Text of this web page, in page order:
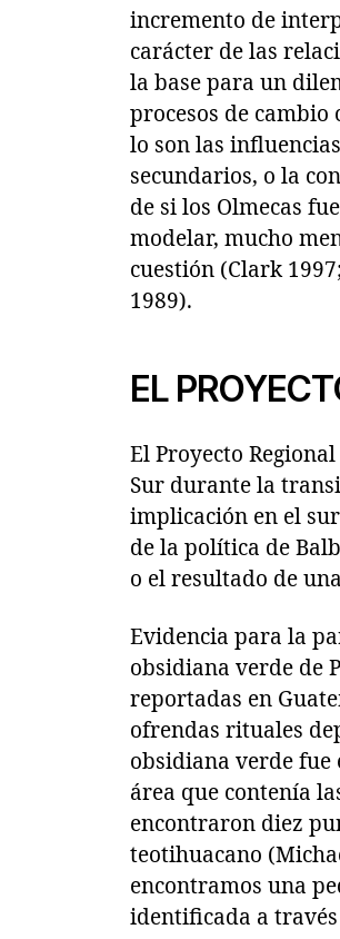
incremento de
carácter de las
la base para un
procesos de
lo son las
secundarios, o la
de si los Olmecas
modelar, mucho
cuestión (Clark
1989).
EL
El Proyecto
Sur durante la
implicación en el
de la política de
o el resultado de
Evidencia para la
obsidiana verde de
reportadas en
ofrendas rituales
obsidiana verde fue
área que contenía
encontraron diez
teotihuacano
encontramos una
identificada a